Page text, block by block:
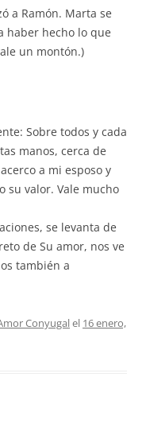
a Ramón. Marta se
haber hecho lo que
un montón.)
Sobre todos y cada
manos, cerca de
a mi esposo y
su valor. Vale mucho
se levanta de
de Su amor, nos ve
también a
Conyugalel 16 enero,